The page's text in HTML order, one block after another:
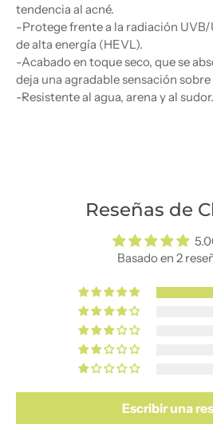
tendencia al acné.
-Protege frente a la radiación UVB/
de alta energía (HEVL).
-Acabado en toque seco, que se
deja una agradable sensación sobre
-Resistente al agua, arena y al sudor.
Reseñas de
Basado en 2
Escribir una